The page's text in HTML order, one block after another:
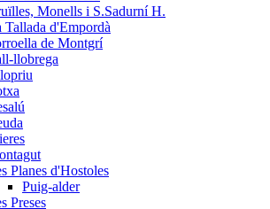
Monells i S.Sadurní H.
Tallada d'Empordà
de Montgrí
llobrega
Planes d'Hostoles
Puig-alder
Preses